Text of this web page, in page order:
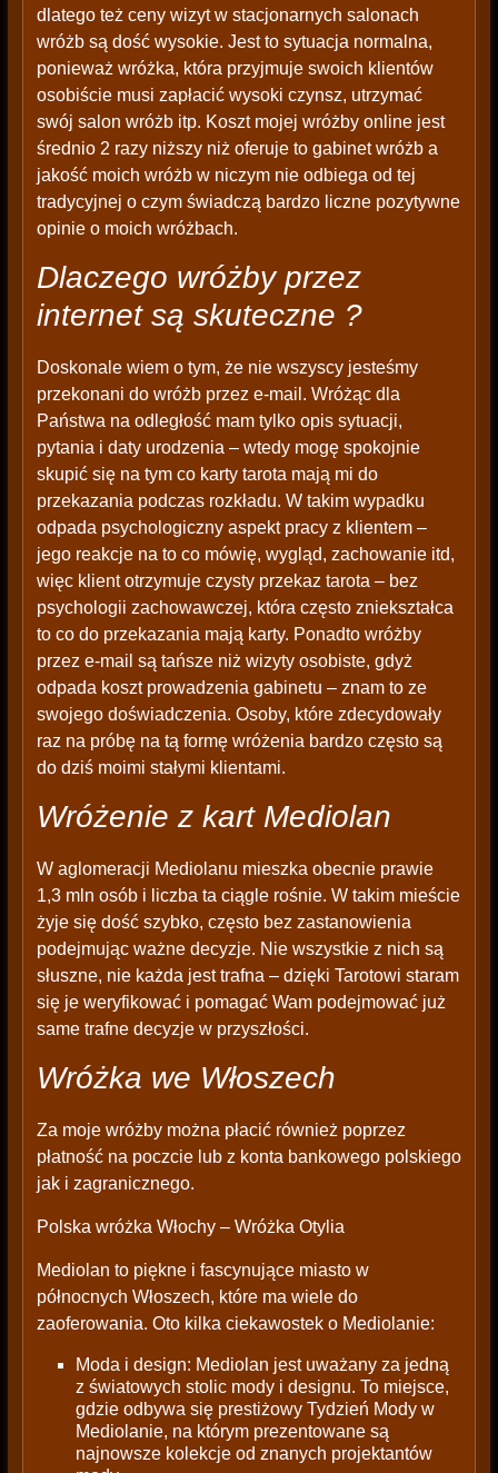
dlatego też ceny wizyt w stacjonarnych salonach
wróżb są dość wysokie. Jest to sytuacja normalna,
ponieważ wróżka, która przyjmuje swoich klientów
osobiście musi zapłacić wysoki czynsz, utrzymać
swój salon wróżb itp. Koszt mojej wróżby online jest
średnio 2 razy niższy niż oferuje to gabinet wróżb a
jakość moich wróżb w niczym nie odbiega od tej
tradycyjnej o czym świadczą bardzo liczne pozytywne
opinie o moich wróżbach.
Dlaczego wróżby przez
internet są skuteczne ?
Doskonale wiem o tym, że nie wszyscy jesteśmy
przekonani do wróżb przez e-mail. Wróżąc dla
Państwa na odległość mam tylko opis sytuacji,
pytania i daty urodzenia – wtedy mogę spokojnie
skupić się na tym co karty tarota mają mi do
przekazania podczas rozkładu. W takim wypadku
odpada psychologiczny aspekt pracy z klientem –
jego reakcje na to co mówię, wygląd, zachowanie itd,
więc klient otrzymuje czysty przekaz tarota – bez
psychologii zachowawczej, która często zniekształca
to co do przekazania mają karty. Ponadto wróżby
przez e-mail są tańsze niż wizyty osobiste, gdyż
odpada koszt prowadzenia gabinetu – znam to ze
swojego doświadczenia. Osoby, które zdecydowały
raz na próbę na tą formę wróżenia bardzo często są
do dziś moimi stałymi klientami.
Wróżenie z kart Mediolan
W aglomeracji Mediolanu mieszka obecnie prawie
1,3 mln osób i liczba ta ciągle rośnie. W takim mieście
żyje się dość szybko, często bez zastanowienia
podejmując ważne decyzje. Nie wszystkie z nich są
słuszne, nie każda jest trafna – dzięki Tarotowi staram
się je weryfikować i pomagać Wam podejmować już
same trafne decyzje w przyszłości.
Wróżka we Włoszech
Za moje wróżby można płacić również poprzez
płatność na poczcie lub z konta bankowego polskiego
jak i zagranicznego.
Polska wróżka Włochy – Wróżka Otylia
Mediolan to piękne i fascynujące miasto w
północnych Włoszech, które ma wiele do
zaoferowania. Oto kilka ciekawostek o Mediolanie:
Moda i design: Mediolan jest uważany za jedną
z światowych stolic mody i designu. To miejsce,
gdzie odbywa się prestiżowy Tydzień Mody w
Mediolanie, na którym prezentowane są
najnowsze kolekcje od znanych projektantów